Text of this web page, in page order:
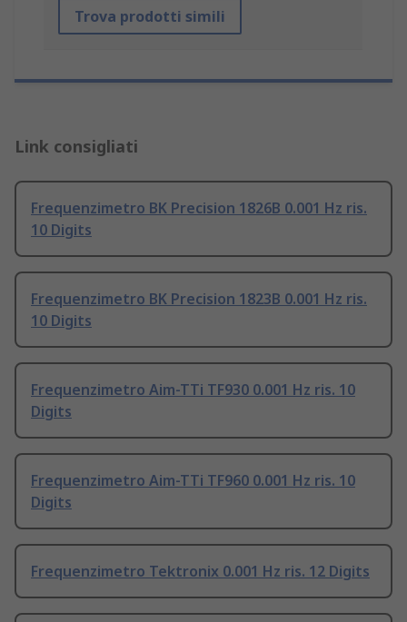
Trova prodotti simili
Link consigliati
Frequenzimetro BK Precision 1826B 0.001 Hz ris.
10 Digits
Frequenzimetro BK Precision 1823B 0.001 Hz ris.
10 Digits
Frequenzimetro Aim-TTi TF930 0.001 Hz ris. 10
Digits
Frequenzimetro Aim-TTi TF960 0.001 Hz ris. 10
Digits
Frequenzimetro Tektronix 0.001 Hz ris. 12 Digits